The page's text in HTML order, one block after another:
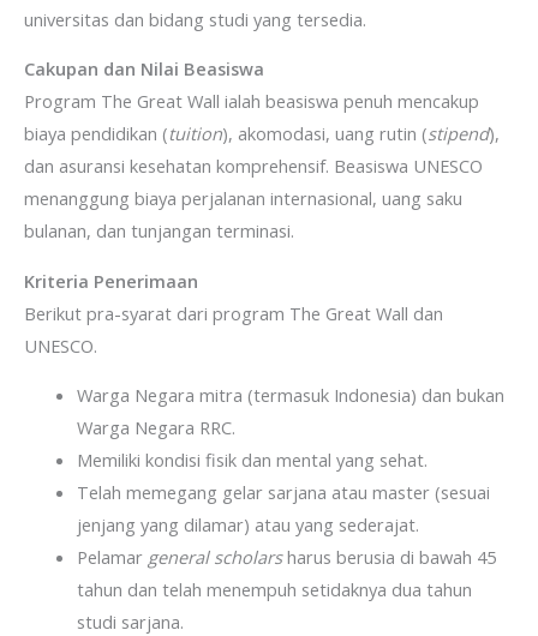
universitas dan bidang studi yang tersedia.
Cakupan dan Nilai Beasiswa
Program The Great Wall ialah beasiswa penuh mencakup
biaya pendidikan (tuition), akomodasi, uang rutin (stipend),
dan asuransi kesehatan komprehensif. Beasiswa UNESCO
menanggung biaya perjalanan internasional, uang saku
bulanan, dan tunjangan terminasi.
Kriteria Penerimaan
Berikut pra-syarat dari program The Great Wall dan
UNESCO.
Warga Negara mitra (termasuk Indonesia) dan bukan
Warga Negara RRC.
Memiliki kondisi fisik dan mental yang sehat.
Telah memegang gelar sarjana atau master (sesuai
jenjang yang dilamar) atau yang sederajat.
Pelamar general scholarsharus berusia di bawah 45
tahun dan telah menempuh setidaknya dua tahun
studi sarjana.